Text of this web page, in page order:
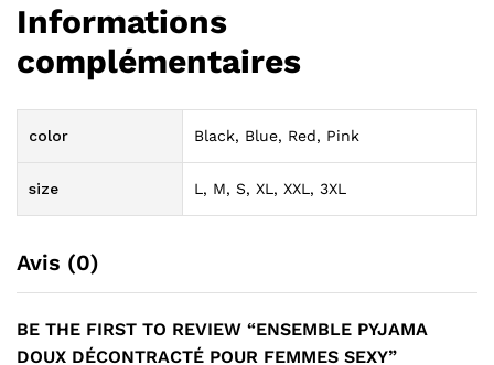
Informations
complémentaires
color Black, Blue, Red, Pink
size L, M, S, XL, XXL, 3XL
Avis (0)
BE THE FIRST TO REVIEW “ENSEMBLE PYJAMA
DOUX DÉCONTRACTÉ POUR FEMMES SEXY”